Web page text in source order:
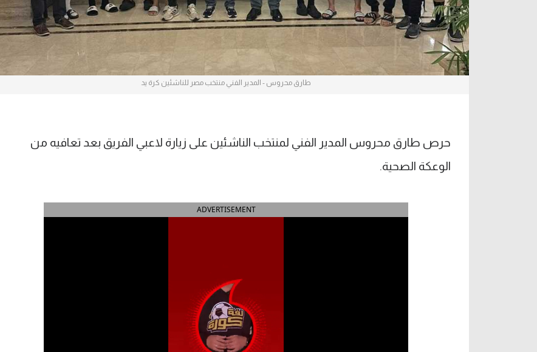
طارق محروس - المدير الفني منتخب مصر للناشئين كرة يد
حرص طارق محروس المدير الفني لمنتخب الناشئين على زيارة لاعبي الفريق بعد تعافيه من
الوعكة الصحية.
ADVERTISEMENT